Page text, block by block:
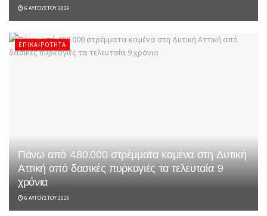
6 ΑΥΓΟΎΣΤΟΥ 2026
ΕΠΙΚΑΙΡΌΤΗΤΑ
Πάνω από 480.000 στρέμματα καμένα στη Δυτική
Αττική από δασικές πυρκαγιές τα τελευταία 9
χρόνια
6 ΑΥΓΟΎΣΤΟΥ 2026